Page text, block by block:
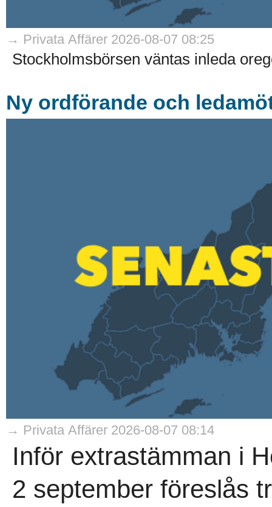
→ Privata Affärer 2026-08-07 08:25
Stockholmsbörsen väntas inleda
Ny ordförande och
→ Privata Affärer 2026-08-07 08:14
Inför extrastämman i
2 september föreslås